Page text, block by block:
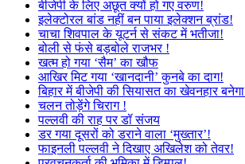
बीजेपी के लिए अछूत क्यों हो गए वरुण!
इलेक्टोरल बांड नहीं बन पाया इलेक्शन ब्रांड!
चाचा शिवपाल के यूटर्न से संकट में भतीजा!
बोली से फंसे बड़बोले राजभर !
खत्म हो गया ‘सैम’ का खौफ
आखिर मिट गया ‘खानदानी’ कुनबे का दाग!
बिहार में बीजेपी की सियासत का खेवनहार बनेगा
चलन तोड़ेंगे चिराग !
पल्लवी की राह पर डॉ संजय
डर गया दूसरों को डराने वाला ‘मुख्तार’!
फाइनली पल्लवी ने दिखाए अखिलेश को तेवर!